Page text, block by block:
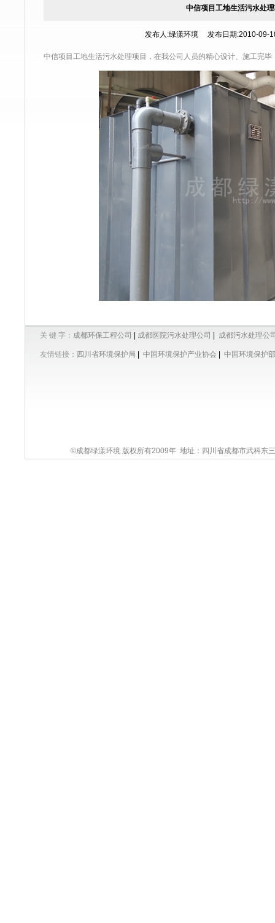
中信项目工地生活污水处
发布人:绿漾环境 发布日期:2010-09-
中信项目工地生活污水处理项目，在我公司人员的精心设计、施工完
关 键 字： 成都环保工程公司 成都医院污水处理公司 成都污水处理公
友情链接： 四川省环境保护局 中国环境保护产业协会 中国环境保护部
©成都绿漾环境 版权所有2009年 地址：四川省成都市武科